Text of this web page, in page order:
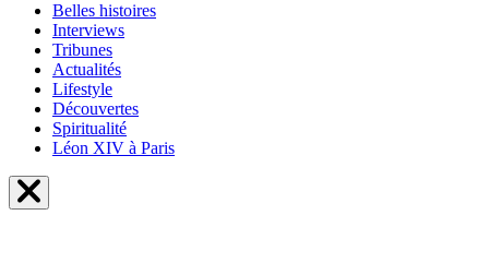
Belles histoires
Interviews
Tribunes
Actualités
Lifestyle
Découvertes
Spiritualité
Léon XIV à Paris